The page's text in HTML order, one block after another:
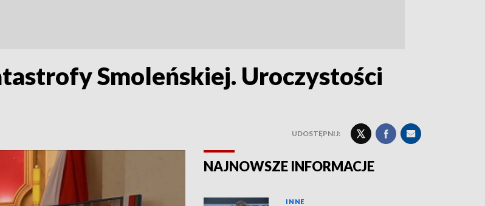
Smoleńskiej. Uroczystości
UDOSTĘPNIJ:
NAJNOWSZE INFORMACJE
INNE